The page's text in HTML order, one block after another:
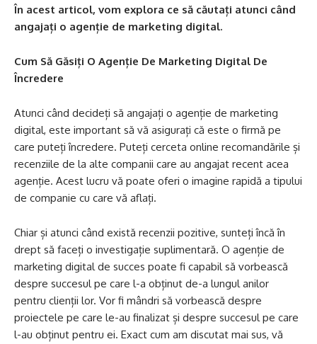
În acest articol, vom explora ce să căutați atunci când
angajați o agenție de marketing digital.
Cum Să Găsiți O Agenție De Marketing Digital De
Încredere
Atunci când decideți să angajați o agenție de marketing
digital, este important să vă asigurați că este o firmă pe
care puteți încredere. Puteți cerceta online recomandările și
recenziile de la alte companii care au angajat recent acea
agenție. Acest lucru vă poate oferi o imagine rapidă a tipului
de companie cu care vă aflați.
Chiar și atunci când există recenzii pozitive, sunteți încă în
drept să faceți o investigație suplimentară. O agenție de
marketing digital de succes poate fi capabil să vorbească
despre succesul pe care l-a obținut de-a lungul anilor
pentru clienții lor. Vor fi mândri să vorbească despre
proiectele pe care le-au finalizat și despre succesul pe care
l-au obținut pentru ei. Exact cum am discutat mai sus, vă